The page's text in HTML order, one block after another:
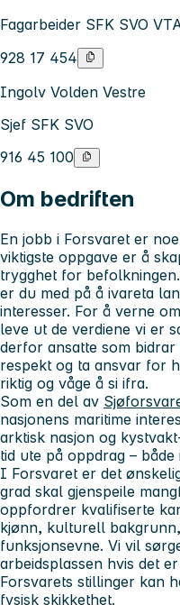
Fagarbeider SFK SVO
928 17 454
Ingolv Volden Vestre
Sjef SFK SVO
916 45 100
Om bedriften
En jobb i Forsvaret er
viktigste oppgave er å
trygghet for
er du med på å ivareta
interesser. For å verne
leve ut de verdiene vi er
derfor ansatte som
respekt og ta ansvar for
riktig og våge å si ifra.
Som en del av
nasjonens maritime
arktisk nasjon og
tid ute på oppdrag –
I Forsvaret er det
grad skal gjenspeile
oppfordrer kvalifiserte
kjønn, kulturell
funksjonsevne. Vi vil
arbeidsplassen hvis det
Forsvarets stillinger kan
fysisk skikkethet.